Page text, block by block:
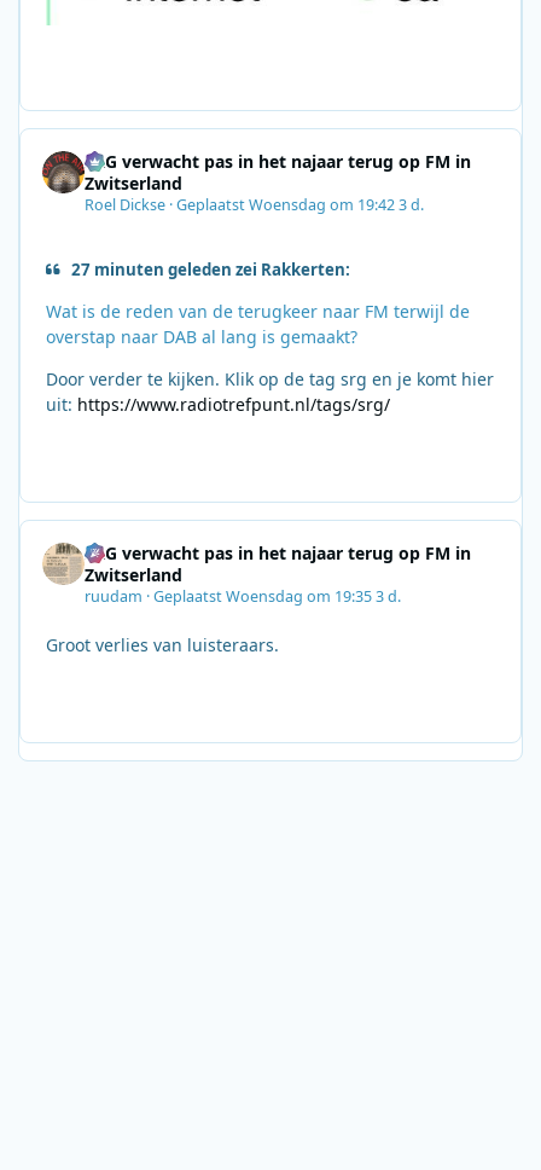
SRG verwacht pas in het najaar terug op FM in
Zwitserland
Roel Dickse ·GeplaatstWoensdag om 19:423 d.
27 minuten geleden zei Rakkerten:
Wat is de reden van de terugkeer naar FM terwijl de
overstap naar DAB al lang is gemaakt?
Door verder te kijken. Klik op de tag srg en je komt hier
uit: https://www.radiotrefpunt.nl/tags/srg/
SRG verwacht pas in het najaar terug op FM in
Zwitserland
ruudam ·GeplaatstWoensdag om 19:353 d.
Groot verlies van luisteraars.